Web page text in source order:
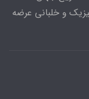
و خلبانی عرضه